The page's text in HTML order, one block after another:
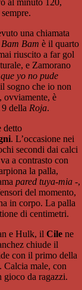
una chiamata
Bam Bam è il quarto
riuscito a far gol
e Zamorano
yo no pude
sogno che io non
ovviamente, è
della Roja.
detto
. L’occasione nei
secondi dai calci
a contrasto con
la palla,
pared tuya-mia -,
del momento,
in corpo. La palla
di centimetri.
e Hulk, il Cile ne
chiude il
con il primo della
. Calcia male, con
gioco da ragazzi.